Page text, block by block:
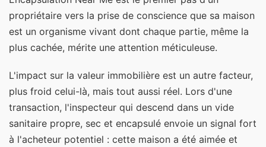
propriétaire vers la prise de conscience que sa maison
est un organisme vivant dont chaque partie, même la
plus cachée, mérite une attention méticuleuse.
L'impact sur la valeur immobilière est un autre facteur,
plus froid celui-là, mais tout aussi réel. Lors d'une
transaction, l'inspecteur qui descend dans un vide
sanitaire propre, sec et encapsulé envoie un signal fort
à l'acheteur potentiel : cette maison a été aimée et